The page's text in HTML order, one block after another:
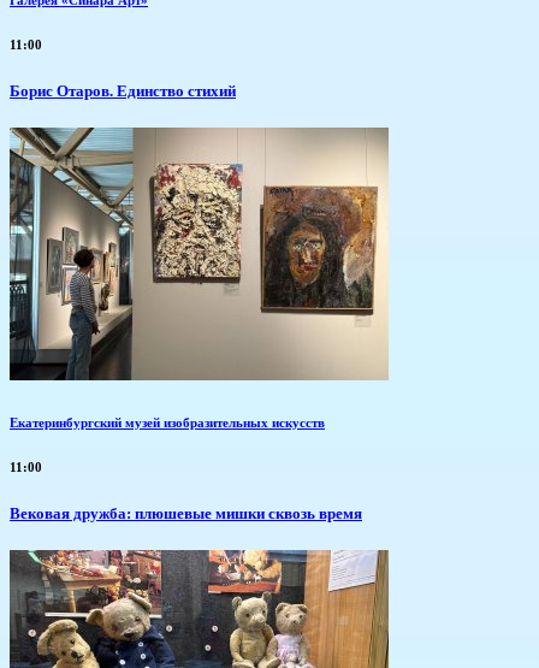
11:00
Борис Отаров. Единство стихий
Екатеринбургский музей изобразительных искусств
11:00
Вековая дружба: плюшевые мишки сквозь время